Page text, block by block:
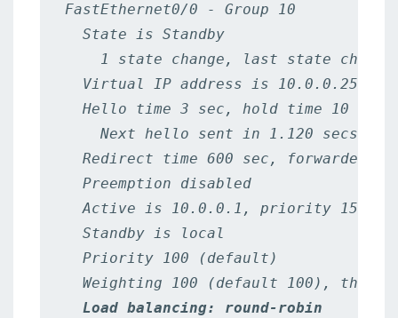
FastEthernet0/0 - Group 10
  State is Standby
1 state change, last state
  Virtual IP address is 10.0.0.254
  Hello time 3 sec, hold time 10 sec
    Next hello sent in 1.120 secs
Redirect time 600 sec, forwarder
  Preemption disabled
Active is 10.0.0.1, priority 150
  Standby is local
  Priority 100 (default)
Weighting 100 (default 100),
Load balancing: round-robin